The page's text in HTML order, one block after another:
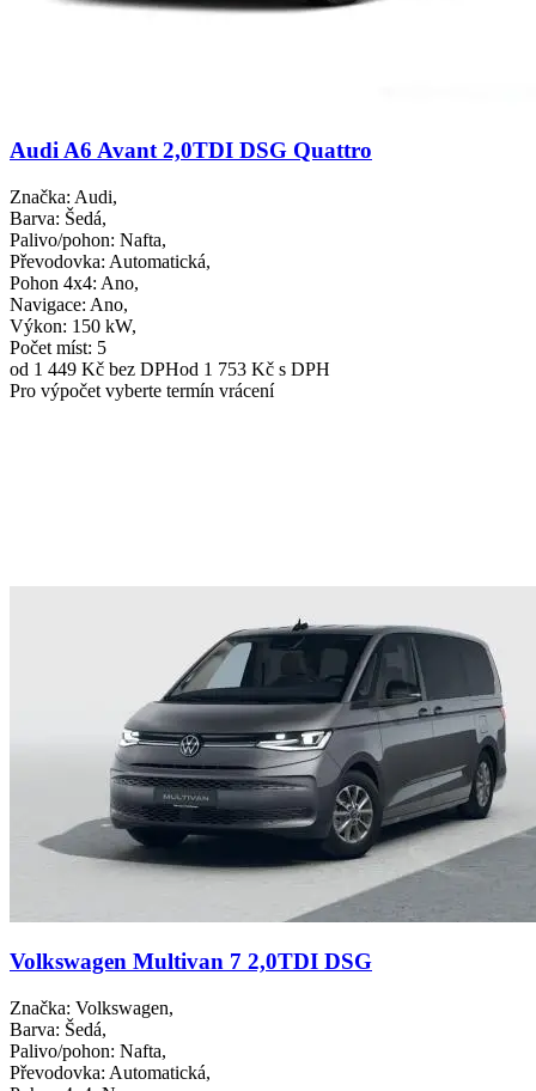
Audi A6 Avant 2,0TDI DSG Quattro
Značka: Audi,
Barva: Šedá,
Palivo/pohon: Nafta,
Převodovka: Automatická,
Pohon 4x4: Ano,
Navigace: Ano,
Výkon: 150 kW,
Počet míst: 5
od 1 449 Kč bez DPHod 1 753 Kč s DPH
Pro výpočet vyberte termín vrácení
Volkswagen Multivan 7 2,0TDI DSG
Značka: Volkswagen,
Barva: Šedá,
Palivo/pohon: Nafta,
Převodovka: Automatická,